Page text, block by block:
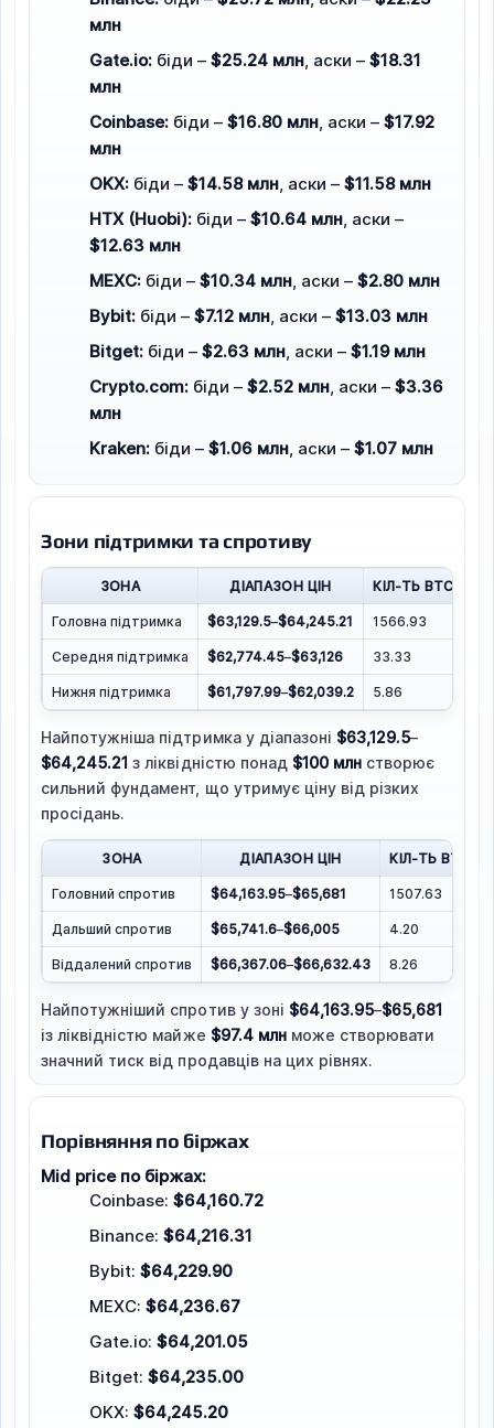
млн
Gate.io: біди – $25.24 млн, аски – $18.31
млн
Coinbase: біди – $16.80 млн, аски – $17.92
млн
OKX: біди – $14.58 млн, аски – $11.58 млн
HTX (Huobi): біди – $10.64 млн, аски –
$12.63 млн
MEXC: біди – $10.34 млн, аски – $2.80 млн
Bybit: біди – $7.12 млн, аски – $13.03 млн
Bitget: біди – $2.63 млн, аски – $1.19 млн
Crypto.com: біди – $2.52 млн, аски – $3.36
млн
Kraken: біди – $1.06 млн, аски – $1.07 млн
Зони підтримки та спротиву
ЗОНА ДІАПАЗОН ЦІН КІЛ-ТЬ BTC
Головна підтримка $63,129.5–$64,245.21 1566.93
Середня підтримка $62,774.45–$63,126 33.33
Нижня підтримка $61,797.99–$62,039.2 5.86
Найпотужніша підтримка у діапазоні $63,129.5–
$64,245.21 з ліквідністю понад $100 млн створює
сильний фундамент, що утримує ціну від різких
просідань.
ЗОНА ДІАПАЗОН ЦІН КІЛ-ТЬ BTC
Головний спротив $64,163.95–$65,681 1507.63
Дальший спротив $65,741.6–$66,005 4.20
Віддалений спротив $66,367.06–$66,632.43 8.26
Найпотужніший спротив у зоні $64,163.95–$65,681
із ліквідністю майже $97.4 млнможе створювати
значний тиск від продавців на цих рівнях.
Порівняння по біржах
Mid price по біржах:
Coinbase: $64,160.72
Binance: $64,216.31
Bybit: $64,229.90
MEXC: $64,236.67
Gate.io: $64,201.05
Bitget: $64,235.00
OKX: $64,245.20